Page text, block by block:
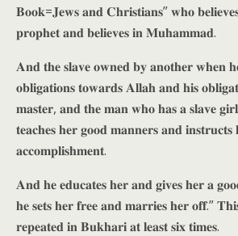
𝐁𝐨𝐨𝐤=𝐉𝐞𝐰𝐬 𝐚𝐧𝐝 𝐂𝐡𝐫𝐢𝐬𝐭𝐢𝐚𝐧𝐬” 𝐰𝐡𝐨
𝐩𝐫𝐨𝐩𝐡𝐞𝐭 𝐚𝐧𝐝 𝐛𝐞𝐥𝐢𝐞𝐯𝐞𝐬 𝐢𝐧 𝐌𝐮𝐡𝐚𝐦𝐦𝐚𝐝.
𝐀𝐧𝐝 𝐭𝐡𝐞 𝐬𝐥𝐚𝐯𝐞 𝐨𝐰𝐧𝐞𝐝 𝐛𝐲 𝐚𝐧𝐨𝐭𝐡𝐞𝐫 𝐰𝐡𝐞𝐧
𝐨𝐛𝐥𝐢𝐠𝐚𝐭𝐢𝐨𝐧𝐬 𝐭𝐨𝐰𝐚𝐫𝐝𝐬 𝐀𝐥𝐥𝐚𝐡 𝐚𝐧𝐝 𝐡𝐢𝐬
𝐦𝐚𝐬𝐭𝐞𝐫, 𝐚𝐧𝐝 𝐭𝐡𝐞 𝐦𝐚𝐧 𝐰𝐡𝐨 𝐡𝐚𝐬 𝐚 𝐬𝐥𝐚𝐯𝐞
𝐭𝐞𝐚𝐜𝐡𝐞𝐬 𝐡𝐞𝐫 𝐠𝐨𝐨𝐝 𝐦𝐚𝐧𝐧𝐞𝐫𝐬 𝐚𝐧𝐝 𝐢𝐧𝐬𝐭𝐫𝐮𝐜𝐭𝐬
𝐚𝐜𝐜𝐨𝐦𝐩𝐥𝐢𝐬𝐡𝐦𝐞𝐧𝐭.
𝐀𝐧𝐝 𝐡𝐞 𝐞𝐝𝐮𝐜𝐚𝐭𝐞𝐬 𝐡𝐞𝐫 𝐚𝐧𝐝 𝐠𝐢𝐯𝐞𝐬 𝐡𝐞𝐫 𝐚
𝐡𝐞 𝐬𝐞𝐭𝐬 𝐡𝐞𝐫 𝐟𝐫𝐞𝐞 𝐚𝐧𝐝 𝐦𝐚𝐫𝐫𝐢𝐞𝐬 𝐡𝐞𝐫 𝐨𝐟𝐟.”
𝐫𝐞𝐩𝐞𝐚𝐭𝐞𝐝 𝐢𝐧 𝐁𝐮𝐤𝐡𝐚𝐫𝐢 𝐚𝐭 𝐥𝐞𝐚𝐬𝐭 𝐬𝐢𝐱 𝐭𝐢𝐦𝐞𝐬.